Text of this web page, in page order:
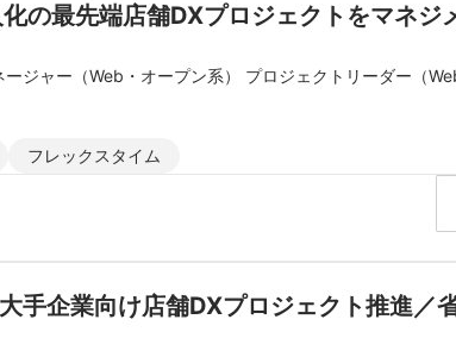
の最先端店舗DXプロジェクトをマネジ
ジャー（Web・オープン系） プロジェクトリーダー（
フレックスタイム
手企業向け店舗DXプロジェクト推進／